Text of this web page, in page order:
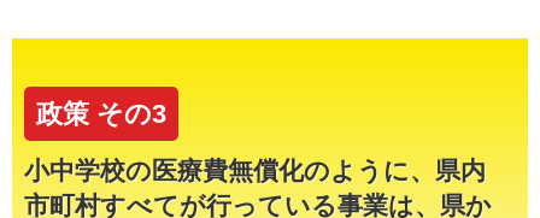
政策 その3
小中学校の医療費無償化のように、県内
市町村すべてが行っている事業は、県か